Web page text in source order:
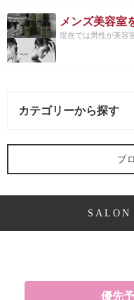
現在では男性が美容
カテゴリーから探す
求人 (3記事)
ママ向け (10記事)
ブ
優先